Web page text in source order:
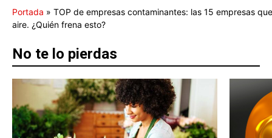
Portada » TOP de empresas contaminantes: las 15 empresas
aire. ¿Quién frena esto?
No te lo pierdas